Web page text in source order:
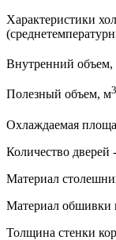
Характеристики
Внутренний объем,
Полезный объем, м3
Охлаждаемая
Количество дверей
Материал
Материал обшивки
Толщина стенки